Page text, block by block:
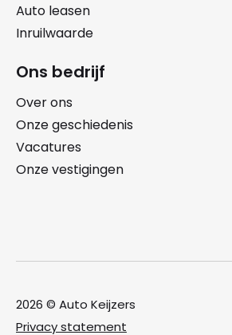
Auto leasen
Inruilwaarde
Ons bedrijf
Over ons
Onze geschiedenis
Vacatures
Onze vestigingen
2026 © Auto Keijzers
Privacy statement